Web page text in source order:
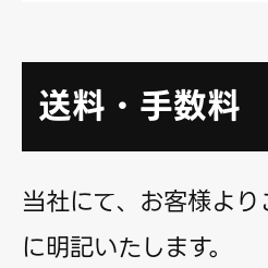
送料・手数料
当社にて、お客様よ
に明記いたします。